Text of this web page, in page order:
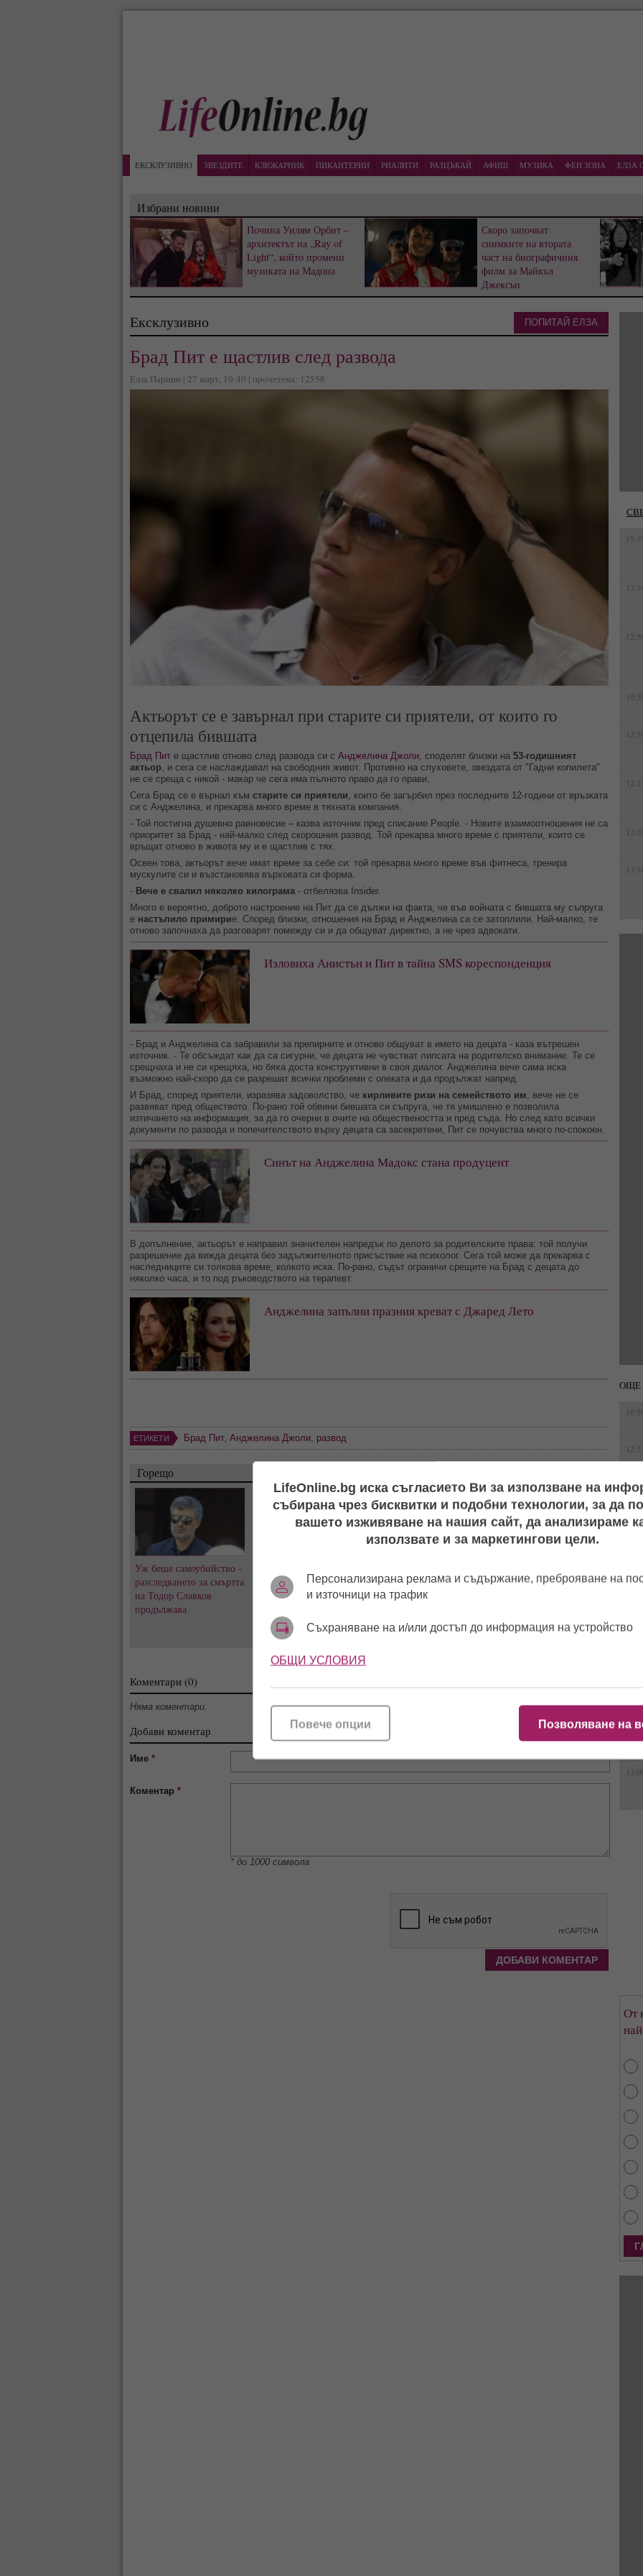
ЕКСКЛУЗИВНО ЗВЕЗДИТЕ КЛЮКАРНИК ПИКАНТЕРИИ РИАЛИТИ РАЗЦЪКАЙ АФИШ МУЗИКА ФЕН ЗОНА ЕЛЗА
Избрани новини
Почина Уилям Орбит –
архитектът на „Ray of
Light“, който промени
музиката на Мадона
Скоро започват
снимките на втората
част на биографичния
филм за Майкъл
Джексън
Ексклузивно
Брад Пит е щастлив след развода
Елза Парини | 27 март, 10:40 | прочетена: 12558
Актьорът се е завърнал при старите си приятели, от които го
отцепила бившата
Брад Пит е щастлив отново след развода си с Анджелина Джоли, споделят близки на 53-годишният
актьор, и сега се наслаждавал на свободния живот. Противно на слуховете, звездата от "Гадни копилета"
не се среща с никой - макар че сега има пълното право да го прави.
Сега Брад се е върнал към старите си приятели, които бе загърбил през последните 12-години от връзката
си с Анджелина, и прекарва много време в тяхната компания.
- Той постигна душевно равновесие – казва източник пред списание People. - Новите взаимоотношения не са
приоритет за Брад - най-малко след скорошния развод. Той прекарва много време с приятели, които се
връщат отново в живота му и е щастлив с тях.
Освен това, актьорът вече имат време за себе си: той прекарва много време във фитнеса, тренира
мускулите си и възстановява върховата си форма.
- Вече е свалил няколко килограма - отбелязва Insider.
Много е вероятно, доброто настроение на Пит да се дължи на факта, че във войната с бившата му съпруга
е настъпило примирие. Според близки, отношения на Брад и Анджелина са се затоплили. Най-малко, те
отново започнаха да разговарят помежду си и да общуват директно, а не чрез адвокати.
Изловиха Анистън и Пит в тайна SMS кореспонденция
- Брад и Анджелина са забравили за препирните и отново общуват в името на децата - каза вътрешен
източник. - Те обсъждат как да са сигурни, че децата не чувстват липсата на родителско внимание. Те се
срещнаха и не си крещяха, но бяха доста конструктивни в своя диалог. Анджелина вече сама иска
възможно най-скоро да се разрешат всички проблеми с опеката и да продължат напред.
И Брад, според приятели, изразява задоволство, че кирливите ризи на семейството им, вече не се
развяват пред обществото. По-рано той обвини бившата си съпруга, че тя умишлено е позволила
изтичането на информация, за да го очерни в очите на обществеността и пред съда. Но след като всички
документи по развода и попечителството върху децата са засекретени, Пит се почувства много по-спокоен.
Синът на Анджелина Мадокс стана продуцент
В допълнение, актьорът е направил значителен напредък по делото за родителските права: той получи
разрешение да вижда децата без задължителното присъствие на психолог. Сега той може да прекарва с
наследниците си толкова време, колкото иска. По-рано, съдът ограничи срещите на Брад с децата до
няколко часа, и то под ръководството на терапевт.
Анджелина запълни празния креват с Джаред Лето
ЕТИКЕТИ Брад Пит, Анджелина Джоли, развод
Горещо
Уж беше самоубийство -
разследването за смъртта
на Тодор Славков
продължава
Ирмена Чичикова? След
8 години любов я смени
Вълчо Арабаджиев
Младши и Мартина
скромна плажна сватба!
(СНИМКИ)
Емрах Стораро и Айлян
за Тони не стихват
Коментари (0)
Няма коментари.
Добави коментар
Име *
Коментар *
* до 1000 символа
ПОПИТАЙ ЕЛЗА
ОЩЕ
От
LifeOnline.bg иска съгласието Ви за използване на
събирана чрез бисквитки и подобни технологии, за да
вашето изживяване на нашия сайт, да анализираме
използвате и за маркетингови цели.
Персонализирана реклама и съдържание, преброяване на
и източници на трафик
Съхраняване на и/или достъп до информация на устройство
ОБЩИ УСЛОВИЯ
Позволяване на
Повече опции